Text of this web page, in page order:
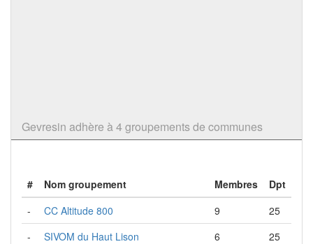
Gevresin adhère à 4 groupements de communes
# Nom groupement Membres
Dpt
-
CC Altitude 800 9
25
-
SIVOM du Haut Lison 6
25